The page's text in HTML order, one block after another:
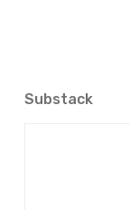
Substack